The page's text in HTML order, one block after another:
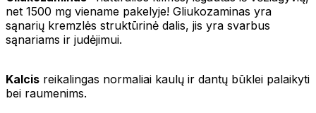
net 1500 mg viename pakelyje! Gliukozaminas yra
sąnarių kremzlės struktūrinė dalis, jis yra svarbus
sąnariams ir judėjimui.
Kalcis reikalingas normaliai kaulų ir dantų būklei palaikyti
bei raumenims.